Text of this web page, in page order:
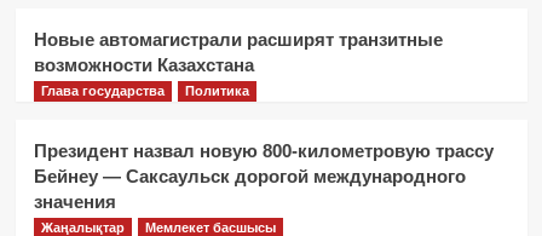
Новые автомагистрали расширят транзитные
возможности Казахстана
Глава государства Политика
Президент назвал новую 800-километровую трассу
Бейнеу — Саксаульск дорогой международного
значения
Жаңалықтар Мемлекет басшысы